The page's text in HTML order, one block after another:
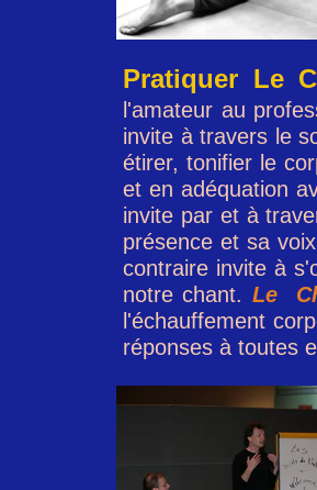
Pratiquer Le
l'amateur au
invite à travers le
étirer, tonifier le
et en adéquation
invite par et à
présence et sa
contraire invite à
notre chant. Le
l'échauffement
réponses à toutes